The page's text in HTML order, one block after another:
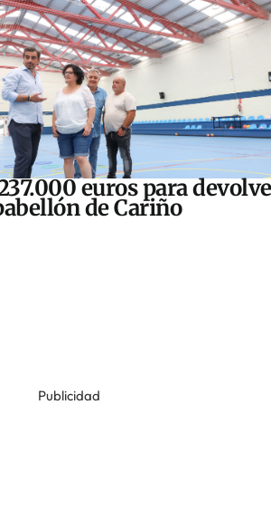
euros para
de Cariño
Publicidad